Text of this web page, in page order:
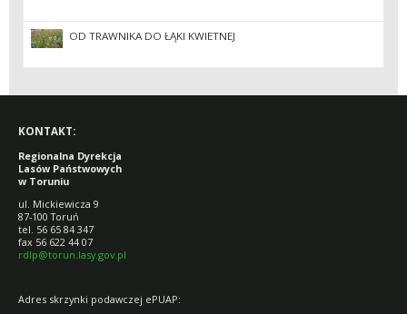
OD TRAWNIKA DO ŁĄKI KWIETNEJ
KONTAKT:
Regionalna Dyrekcja
Lasów Państwowych
w Toruniu
ul. Mickiewicza 9
87-100 Toruń
tel. 56 65 84 347
fax 56 622 44 07
rdlp@torun.lasy.gov.pl
Adres skrzynki podawczej ePUAP: